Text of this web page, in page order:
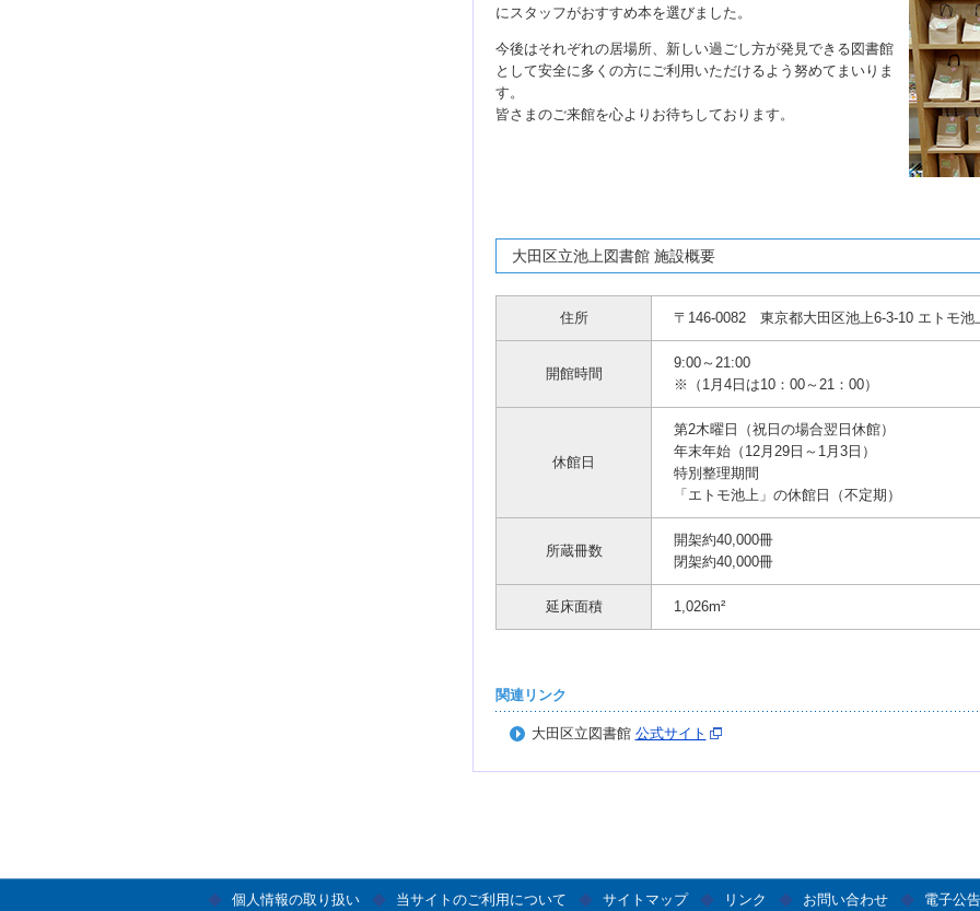
にスタッフがおすすめ本を選びました。
今後はそれぞれの居場所、新しい過ごし方が発見できる図書館
として安全に多くの方にご利用いただけるよう努めてまいりま
す。
皆さまのご来館を心よりお待ちしております。
大田区立池上図書館 施設概要
住所 〒146-0082 東京都大田区池上6-3-10 エトモ池
開館時間
9:00～21:00
※（1月4日は10：00～21：00）
休館日
第2木曜日（祝日の場合翌日休館）
年末年始（12月29日～1月3日）
特別整理期間
「エトモ池上」の休館日（不定期）
所蔵冊数
開架約40,000冊
閉架約40,000冊
延床面積 1,026m²
関連リンク
大田区立図書館 公式サイト
個人情報の取り扱い 当サイトのご利用について サイトマップ リンク お問い合わせ 電子公